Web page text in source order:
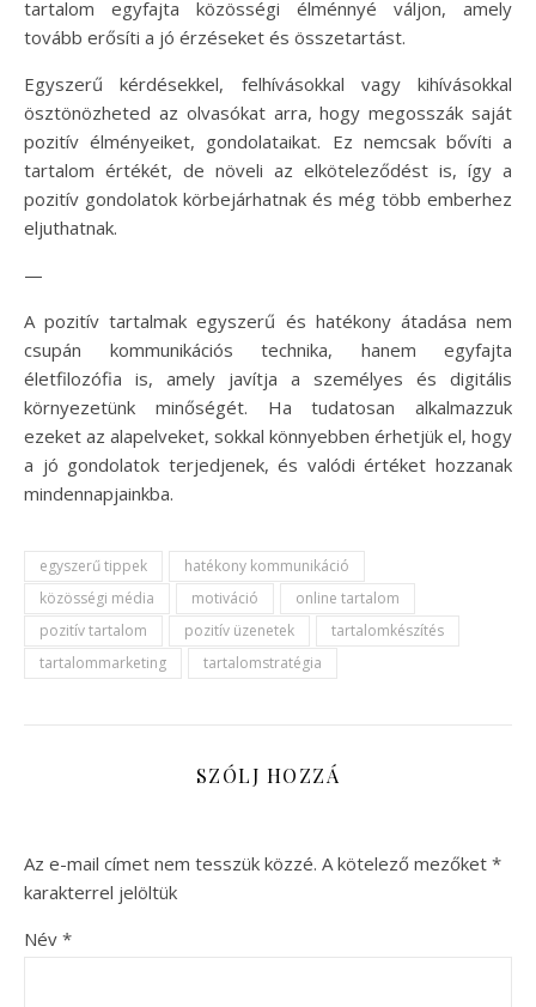
tartalom egyfajta közösségi élménnyé váljon, amely
tovább erősíti a jó érzéseket és összetartást.
Egyszerű kérdésekkel, felhívásokkal vagy kihívásokkal
ösztönözheted az olvasókat arra, hogy megosszák saját
pozitív élményeiket, gondolataikat. Ez nemcsak bővíti a
tartalom értékét, de növeli az elköteleződést is, így a
pozitív gondolatok körbejárhatnak és még több emberhez
eljuthatnak.
—
A pozitív tartalmak egyszerű és hatékony átadása nem
csupán kommunikációs technika, hanem egyfajta
életfilozófia is, amely javítja a személyes és digitális
környezetünk minőségét. Ha tudatosan alkalmazzuk
ezeket az alapelveket, sokkal könnyebben érhetjük el, hogy
a jó gondolatok terjedjenek, és valódi értéket hozzanak
mindennapjainkba.
egyszerű tippek
hatékony kommunikáció
közösségi média
motiváció
online tartalom
pozitív tartalom
pozitív üzenetek
tartalomkészítés
tartalommarketing
tartalomstratégia
SZÓLJ HOZZÁ
Az e-mail címet nem tesszük közzé. A kötelező mezőket *
karakterrel jelöltük
Név *